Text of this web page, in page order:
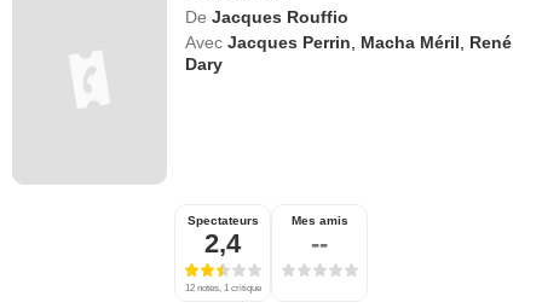
De Jacques Rouffio
Avec Jacques Perrin Macha Méril
René
Dary
Spectateurs
2,4
12 notes, 1 critique
Mes amis
--